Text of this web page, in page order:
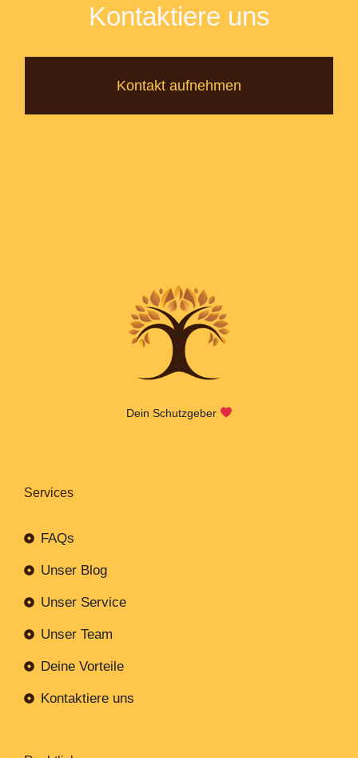
Kontaktiere uns
Kontakt aufnehmen
Dein Schutzgeber
Services
FAQs
Unser Blog
Unser Service
Unser Team
Deine Vorteile
Kontaktiere uns